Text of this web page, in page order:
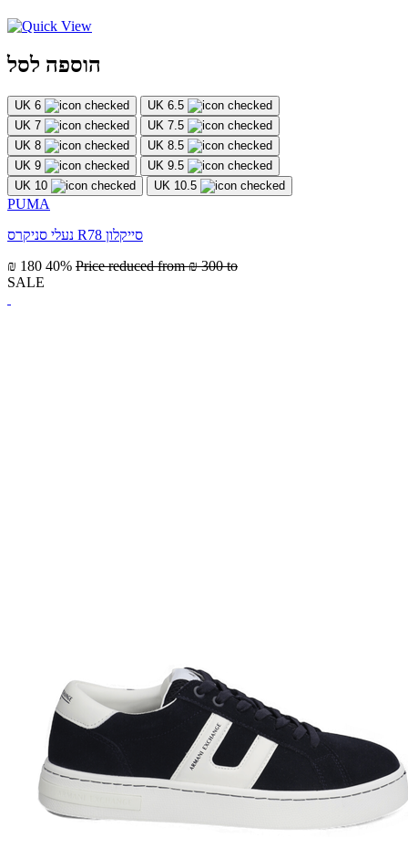
הוספה לסל
UK 6
UK 6.5
UK 7
UK 7.5
UK 8
UK 8.5
UK 9
UK 9.5
UK 10
UK 10.5
PUMA
נעלי סניקרס R78 סייקלון
₪ 180 40% Price reduced from₪ 300 to
SALE